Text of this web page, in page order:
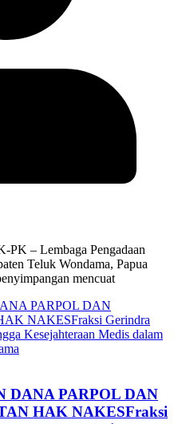
– Lembaga Pengadaan
Teluk Wondama, Papua
mencuat
DANA PARPOL DAN
HAK NAKESFraksi